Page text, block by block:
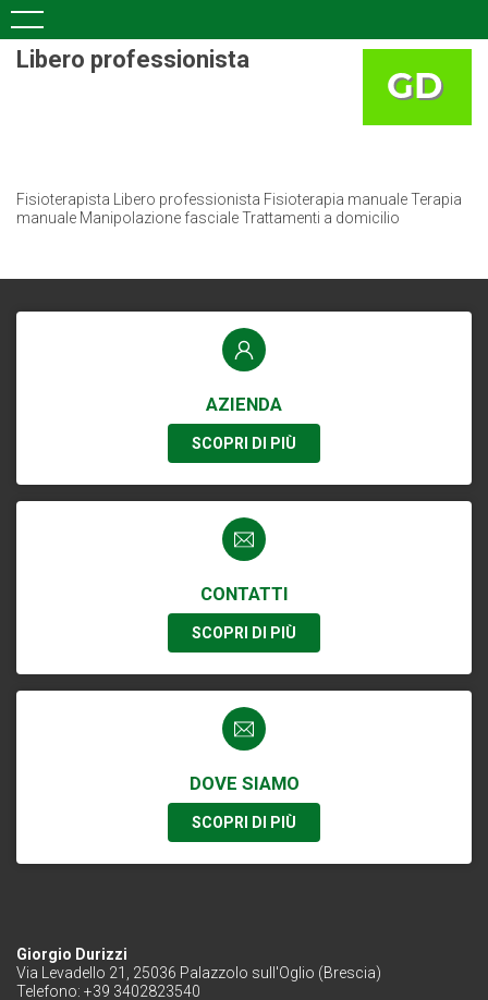
Libero professionista
Fisioterapista Libero professionista Fisioterapia manuale Terapia
manuale Manipolazione fasciale Trattamenti a domicilio
AZIENDA
SCOPRI DI PIÙ
CONTATTI
SCOPRI DI PIÙ
DOVE SIAMO
SCOPRI DI PIÙ
Giorgio Durizzi
Via Levadello 21, 25036 Palazzolo sull'Oglio (Brescia)
Telefono: +39 3402823540